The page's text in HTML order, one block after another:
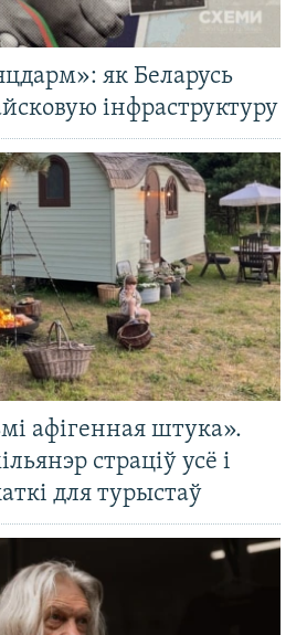
як Беларусь
інфраструктуру
афігенная штука».
страціў усё і
для турыстаў